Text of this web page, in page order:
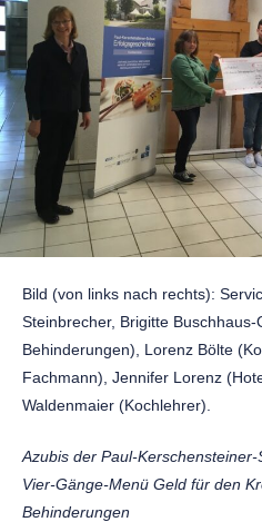
Bild (von links nach rechts):
Steinbrecher, Brigitte
Behinderungen), Lorenz Bölte
Fachmann), Jennifer Lorenz
Waldenmaier (Kochlehrer).
Azubis der Paul-
Vier-Gänge-Menü Geld für den
Behinderungen